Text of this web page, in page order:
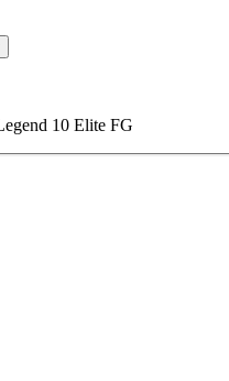
10 Elite FG